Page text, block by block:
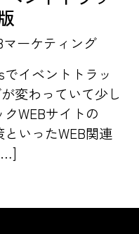
マーケティング
イベントトラッ
変わっていて少し
WEBサイトの
いったWEB関連